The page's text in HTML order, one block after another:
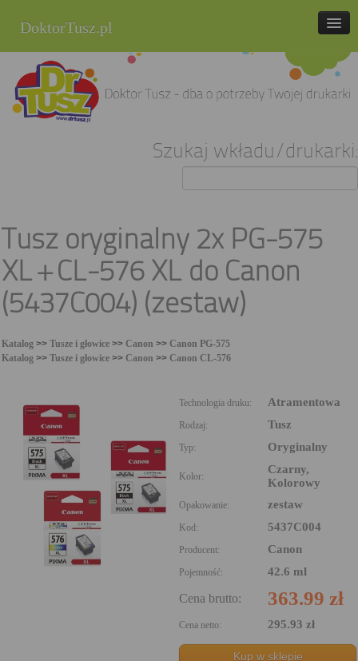
DoktorTusz.pl
tel. 857 337 337
Strona główna
Szukaj wkładu/drukarki:
Tusz oryginalny 2x PG-575
XL + CL-576 XL do Canon
(5437C004) (zestaw)
Katalog >> Tusze i głowice >> Canon >> Canon PG-575
Katalog >> Tusze i głowice >> Canon >> Canon CL-576
Technologia druku: Atramentowa
Rodzaj: Tusz
Typ: Oryginalny
Kolor:
Czarny,
Kolorowy
Opakowanie: zestaw
Kod: 5437C004
Producent: Canon
Pojemność: 42.6 ml
Cena brutto: 363.99 zł
Cena netto: 295.93 zł
Kup w sklepie